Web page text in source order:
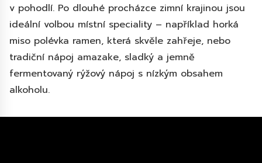
v pohodlí. Po dlouhé procházce zimní krajinou jsou
ideální volbou místní speciality – například horká
miso polévka ramen, která skvěle zahřeje, nebo
tradiční nápoj amazake, sladký a jemně
fermentovaný rýžový nápoj s nízkým obsahem
alkoholu.